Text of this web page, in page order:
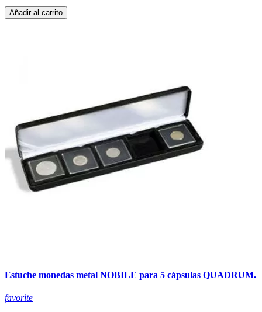
Añadir al carrito
Estuche monedas metal NOBILE para 5 cápsulas QUADRUM.
favorite